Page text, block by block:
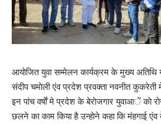
आयाेजित युवा सम्मेलन कार्यक्रम के मुख्य अतिथि
संदीप चमाेली एंव प्रदेश प्रवक्ता नवनीत कुकरेती
इन पांच वर्षाें मे प्रदेश के बेराेजगार युवाआें काे
छलने का काम किया है उन्हाेने कहा कि मंहगाई एंव